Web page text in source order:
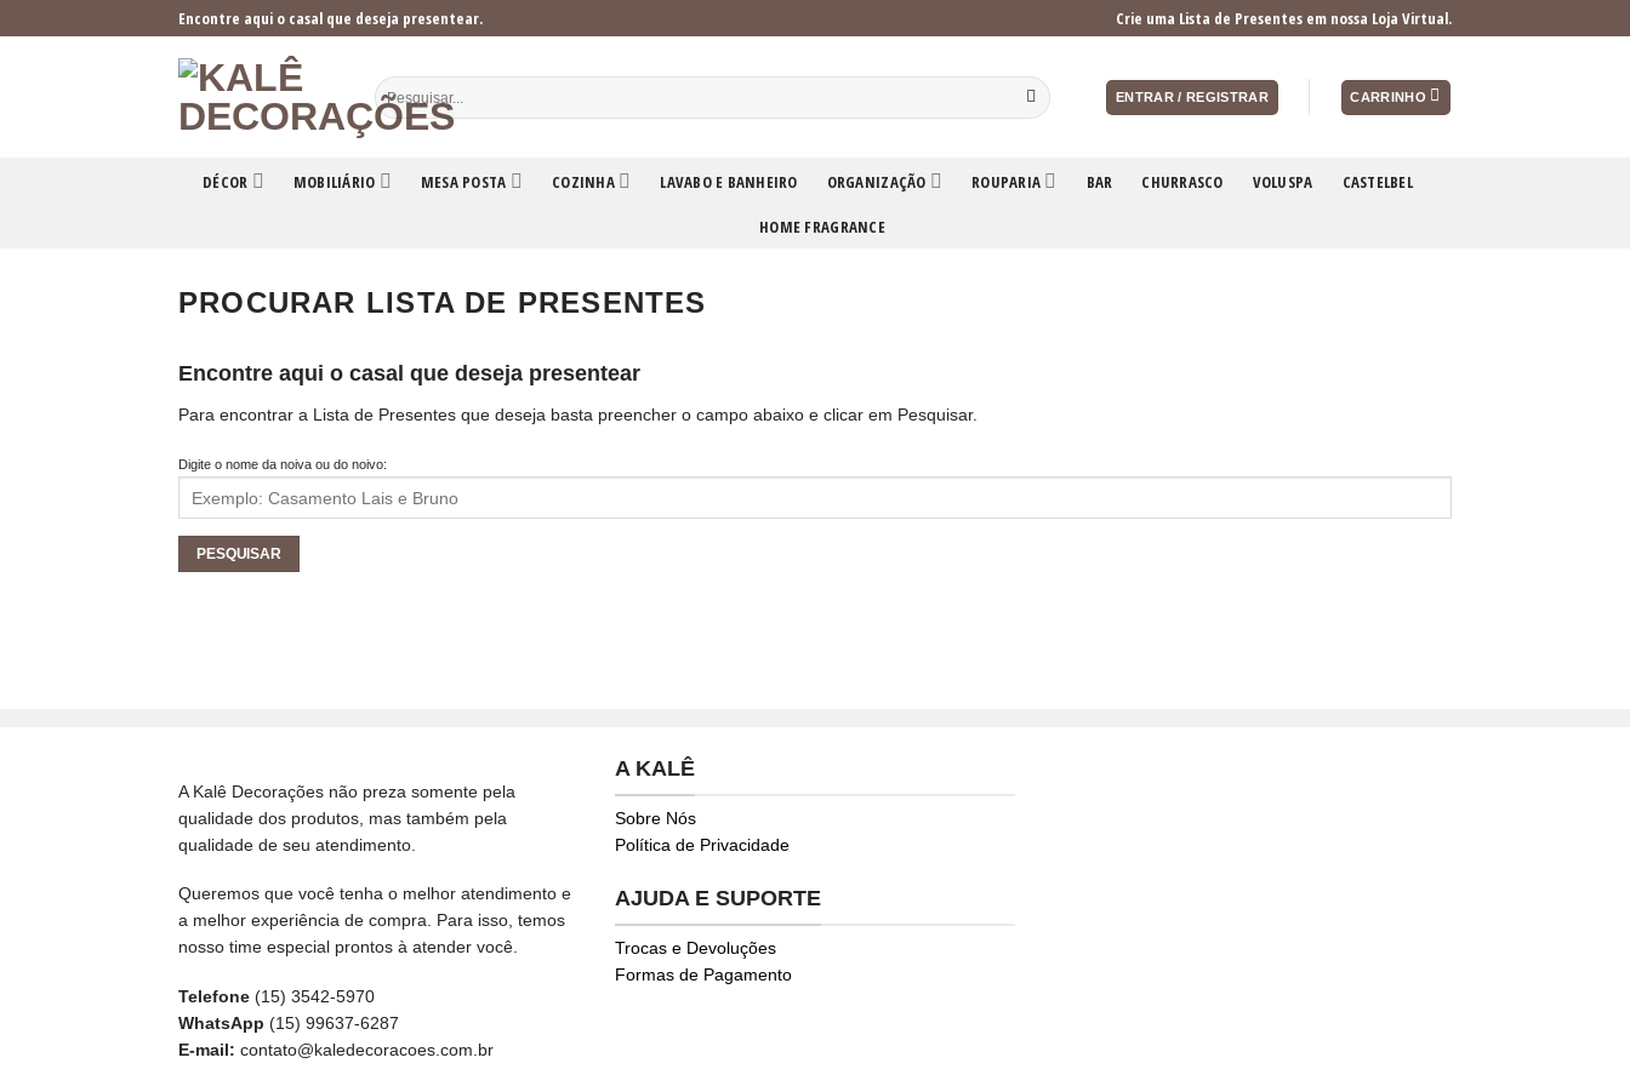
to
Encontre aqui o casal que deseja presentear. Crie uma Lista de Presentes em nossa Loja Virtual.
ENTRAR / REGISTRAR CARRINHO
DÉCOR MOBILIÁRIO MESA POSTA COZINHA LAVABO E BANHEIRO ORGANIZAÇÃO ROUPARIA BAR CHURRASCO VOLUSPA CASTELBEL
HOME FRAGRANCE
PROCURAR LISTA DE PRESENTES
Encontre aqui o casal que deseja presentear
Para encontrar a Lista de Presentes que deseja basta preencher o campo abaixo e clicar em Pesquisar.
Digite o nome da noiva ou do noivo:
A Kalê Decorações não preza somente pela
qualidade dos produtos, mas também pela
qualidade de seu atendimento.
Queremos que você tenha o melhor atendimento e
a melhor experiência de compra. Para isso, temos
nosso time especial prontos à atender você.
Telefone (15) 3542-5970
WhatsApp (15) 99637-6287
E-mail: contato@kaledecoracoes.com.br
A KALÊ
Sobre Nós
Política de Privacidade
AJUDA E SUPORTE
Trocas e Devoluções
Formas de Pagamento